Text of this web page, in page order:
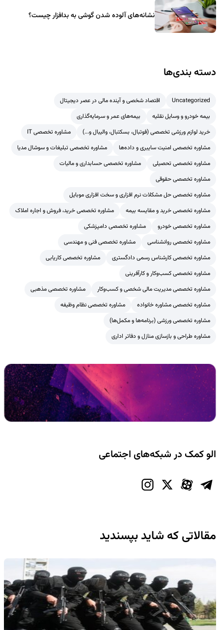
نشانه‌های آلوده شدن گوشی به بدافزار چیست؟
دسته بندی‌ها
Uncategorized
اقتصاد شخصی و آینده مالی در عصر دیجیتال
بیمه خودرو و وسایل نقلیه
بیمه‌های عمر و سرمایه‌گذاری
خرید لوازم ورزشی تخصصی (فوتبال، بسکتبال، والیبال و...)
مشاوره تخصصی IT
مشاوره تخصصی امنیت سایبری و داده‌ها
مشاوره تخصصی تبلیغات و سوشال مدیا
مشاوره تخصصی تحصیلی
مشاوره تخصصی حسابداری و مالیات
مشاوره تخصصی حقوقی
مشاوره تخصصی حل مشکلات نرم افزاری و سخت افزاری موبایل
مشاوره تخصصی خرید و مقایسه بیمه
مشاوره تخصصی خرید، فروش و اجاره املاک
مشاوره تخصصی خودرو
مشاوره تخصصی دامپزشکی
مشاوره تخصصی روانشناسی
مشاوره تخصصی فنی و مهندسی
مشاوره تخصصی کارشناس رسمی دادگستری
مشاوره تخصصی کاریابی
مشاوره تخصصی کسب‌وکار و کارآفرینی
مشاوره تخصصی مدیریت مالی شخصی و کسب‌وکار
مشاوره تخصصی مذهبی
مشاوره تخصصی مشاوره خانواده
مشاوره تخصصی نظام وظیفه
مشاوره تخصصی ورزشی (برنامه‌ها و مکمل‌ها)
مشاوره طراحی و بازسازی منازل و دفاتر اداری
الو کمک در شبکه‌های اجتماعی
مقالاتی که شاید بپسندید